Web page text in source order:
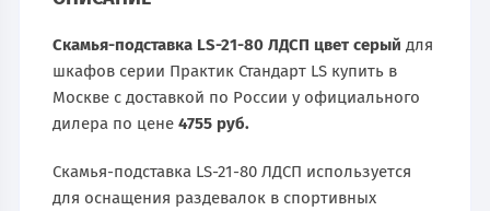
Скамья-подставка LS-21-80 ЛДСП цвет серый для
шкафов серии Практик Стандарт LS купить в
Москве с доставкой по России у официального
дилера по цене4755 руб.
Скамья-подставка LS-21-80 ЛДСП используется
для оснащения раздевалок в спортивных